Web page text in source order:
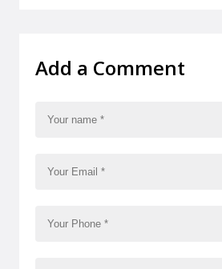
Add a Comment